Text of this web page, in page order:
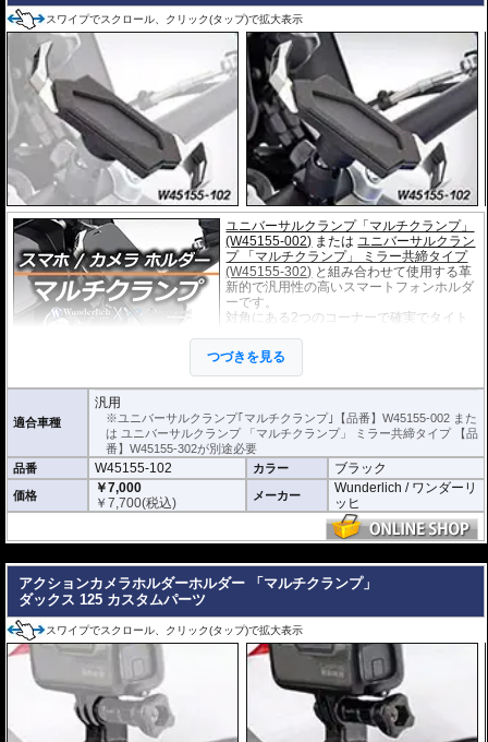
スワイプでスクロール、クリック(タップ)で拡大表示
ユニバーサルクランプ「マルチクランプ」
(W45155-002) またはユニバーサルクラン
プ 「マルチクランプ」 ミラー共締タイプ
(W45155-302) と組み合わせて使用する革
新的で汎用性の高いスマートフォンホルダ
ーです。
対角にある2つのコーナーで確実でタイト
長さ135～180mm、厚さ11mmまでのスマ
ートフォンが取付可能です。
スマートフォンとの接触部分には絶縁性の
振動吸収スポンジゴムを採用。
角度と縦置きまたは横置きの調整が可能。
つづきを見る
適合車種
汎用
※ユニバーサルクランプ｢マルチクランプ｣【品番】W45155-002 また
は ユニバーサルクランプ 「マルチクランプ」 ミラー共締タイプ 【品
番】W45155-302が別途必要
品番
W45155-102 カラー ブラック
価格
￥7,000
￥7,700(税込) メーカー
Wunderlich / ワンダーリ
ッヒ
アクションカメラホルダーホルダー 「マルチクランプ」
ダックス 125 カスタムパーツ
スワイプでスクロール、クリック(タップ)で拡大表示